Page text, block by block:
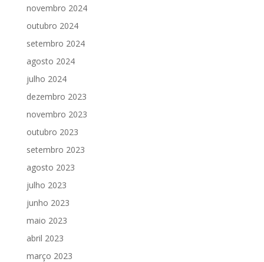
novembro 2024
outubro 2024
setembro 2024
agosto 2024
julho 2024
dezembro 2023
novembro 2023
outubro 2023
setembro 2023
agosto 2023
julho 2023
junho 2023
maio 2023
abril 2023
março 2023